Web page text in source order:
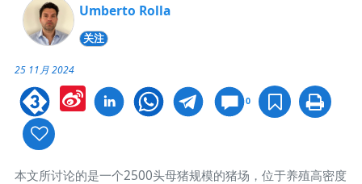
Umberto Rolla
关注
25 11月 2024
Sina
Weibo
0
本文所讨论的是一个2500头母猪规模的猪场，位于养殖高密度